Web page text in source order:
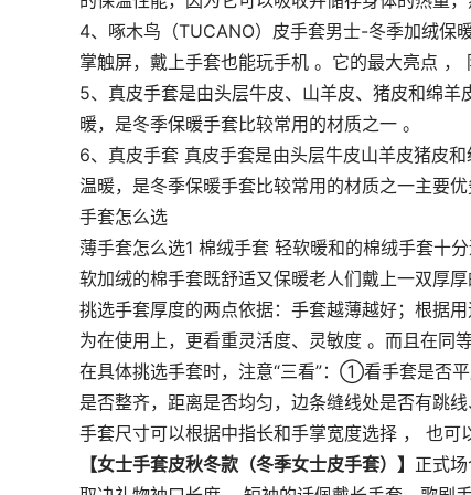
4、啄木鸟（TUCANO）皮手套男士-冬季加绒保
掌触屏，戴上手套也能玩手机 。它的最大亮点 ，
5、真皮手套是由头层牛皮、山羊皮、猪皮和绵羊
暖，是冬季保暖手套比较常用的材质之一 。
6、真皮手套 真皮手套是由头层牛皮山羊皮猪皮
温暖，是冬季保暖手套比较常用的材质之一主要
手套怎么选
薄手套怎么选1 棉绒手套 轻软暖和的棉绒手套十
软加绒的棉手套既舒适又保暖老人们戴上一双厚
挑选手套厚度的两点依据：手套越薄越好；根据
为在使用上，更看重灵活度、灵敏度 。而且在同
在具体挑选手套时，注意“三看”：①看手套是否
是否整齐，距离是否均匀，边条缝线处是否有跳线
手套尺寸可以根据中指长和手掌宽度选择 ， 也可
【女士手套皮秋冬款（冬季女士皮手套）】 正式